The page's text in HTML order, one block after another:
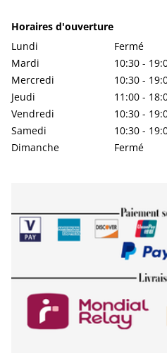
Horaires d'ouverture
Lundi
Fermé
Mardi
10:30 -
Mercredi
10:30 -
Jeudi
11:00 -
Vendredi
10:30 -
Samedi
10:30 -
Dimanche
Fermé